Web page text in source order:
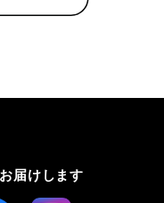
お届けします